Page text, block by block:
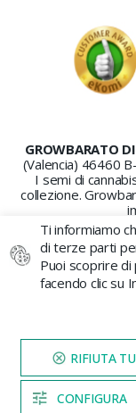
GROWBARATO
(Valencia) 46460
I semi di
collezione.
Ti informiamo
di terze parti
Puoi scoprire di
facendo clic su
CONFIGURA